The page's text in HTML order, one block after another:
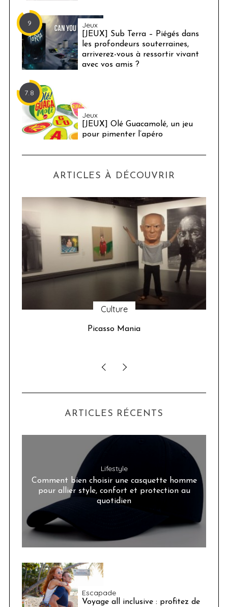
9 Jeux
[JEUX] Sub Terra – Piégés dans
les profondeurs souterraines,
arriverez-vous à ressortir vivant
avec vos amis ?
7.8
Jeux
[JEUX] Olé Guacamolé, un jeu
pour pimenter l’apéro
ARTICLES À DÉCOUVRIR
Culture
Picasso Mania
ARTICLES RÉCENTS
Lifestyle
Comment bien choisir une casquette homme
pour allier style, confort et protection au
quotidien
Escapade
Voyage all inclusive : profitez de